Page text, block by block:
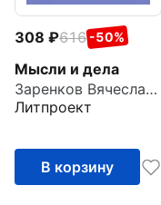
308 616 -50%
Мысли и дела
Заренков Вячеслав Адамович
Литпроект
В корзину